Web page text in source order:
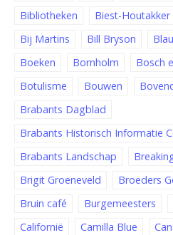
Bibliotheken
Biest-Houtakker
Bij Martins
Bill Bryson
Boeken
Bornholm Bosch
Botulisme
Bouwen
Brabants Dagblad
Brabants Historisch Informatie
Brabants Landschap
Brigit Groeneveld
Broeders
Bruin café
Burgemeesters
Californië
Camilla Blue